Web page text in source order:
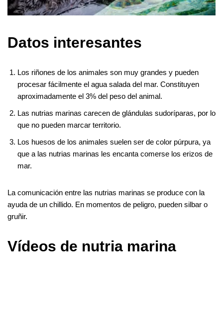
Datos interesantes
Los riñones de los animales son muy grandes y pueden
procesar fácilmente el agua salada del mar. Constituyen
aproximadamente el 3% del peso del animal.
Las nutrias marinas carecen de glándulas sudoríparas, por lo
que no pueden marcar territorio.
Los huesos de los animales suelen ser de color púrpura, ya
que a las nutrias marinas les encanta comerse los erizos de
mar.
La comunicación entre las nutrias marinas se produce con la
ayuda de un chillido. En momentos de peligro, pueden silbar o
gruñir.
Vídeos de nutria marina